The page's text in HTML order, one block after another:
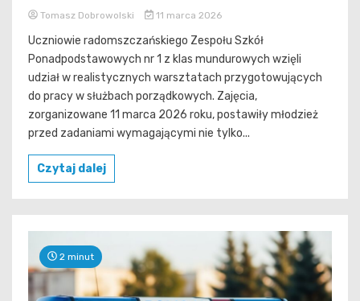
Tomasz Dobrowolski 11 marca 2026
Uczniowie radomszczańskiego Zespołu Szkół
Ponadpodstawowych nr 1 z klas mundurowych wzięli
udział w realistycznych warsztatach przygotowujących
do pracy w służbach porządkowych. Zajęcia,
zorganizowane 11 marca 2026 roku, postawiły młodzież
przed zadaniami wymagającymi nie tylko...
Czytaj dalej
2 minut